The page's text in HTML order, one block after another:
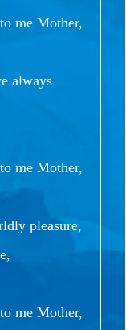
me Mother,
always
me Mother,
pleasure,
me Mother,